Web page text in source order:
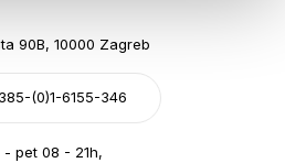
90B, 10000 Zagreb
(0)1-6155-346
- pet 08 - 21h,